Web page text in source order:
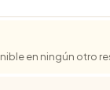
en ningún otro